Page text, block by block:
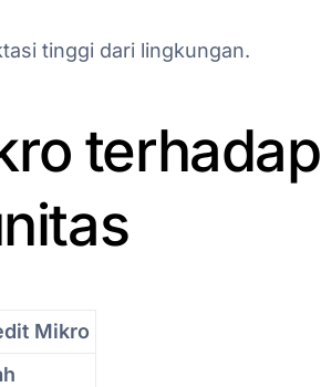
tinggi dari lingkungan.
terhadap
Mikro